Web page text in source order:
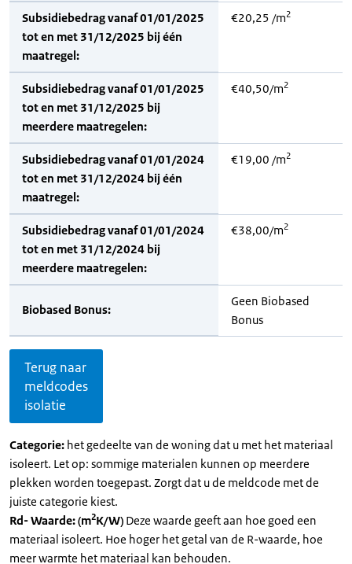
Subsidiebedrag vanaf 01/01/2025
tot en met 31/12/2025 bij één
maatregel:
€20,25 /m2
Subsidiebedrag vanaf 01/01/2025
tot en met 31/12/2025 bij
meerdere maatregelen:
€40,50/m2
Subsidiebedrag vanaf 01/01/2024
tot en met 31/12/2024 bij één
maatregel:
€19,00 /m2
Subsidiebedrag vanaf 01/01/2024
tot en met 31/12/2024 bij
meerdere maatregelen:
€38,00/m2
Biobased Bonus:
Geen Biobased
Bonus
Terug naar
meldcodes
isolatie
Categorie: het gedeelte van de woning dat u met het materiaal
isoleert. Let op: sommige materialen kunnen op meerdere
plekken worden toegepast. Zorgt dat u de meldcode met de
juiste categorie kiest.
Rd- Waarde: (m2K/W) Deze waarde geeft aan hoe goed een
materiaal isoleert. Hoe hoger het getal van de R-waarde, hoe
meer warmte het materiaal kan behouden.